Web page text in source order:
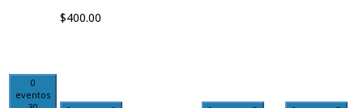
$400.00
0
eventos